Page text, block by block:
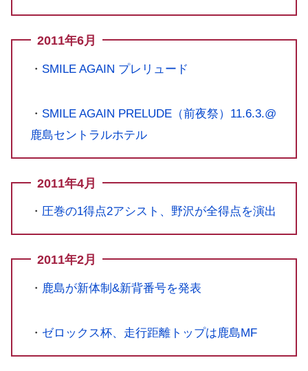
2011年6月
・ SMILE AGAIN プレリュード
・ SMILE AGAIN PRELUDE（前夜祭）11.6.3.@
鹿島セントラルホテル
2011年4月
・ 圧巻の1得点2アシスト、野沢が全得点を演出
2011年2月
・ 鹿島が新体制&新背番号を発表
・ ゼロックス杯、走行距離トップは鹿島MF